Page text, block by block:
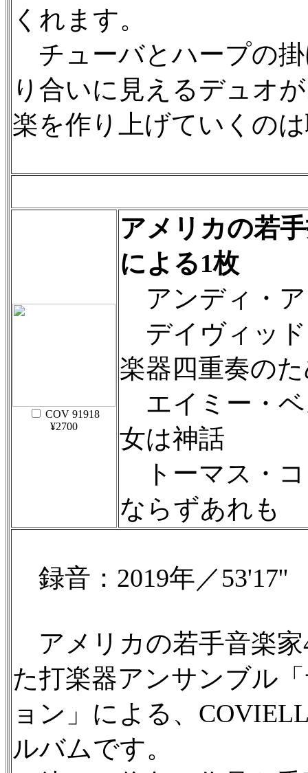
くれます。
チューバとハープの
り合いに見えるデュオ
楽を作り上げていくの
COV 91918
¥2700
アメリカの若
による1枚
アンディ・
デイヴィッド
楽器四重奏の
エイミー・ベ
女は神話
トーマス・コ
ならずあれも
録音：2019年／53'17''
アメリカの若手音楽家
た打楽器アンサンブル
ョン」による、
ルバムです。